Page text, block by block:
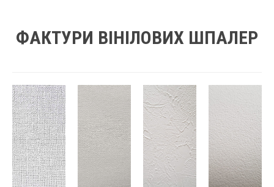
ФАКТУРИ ВІНІЛОВИХ ШПАЛЕР